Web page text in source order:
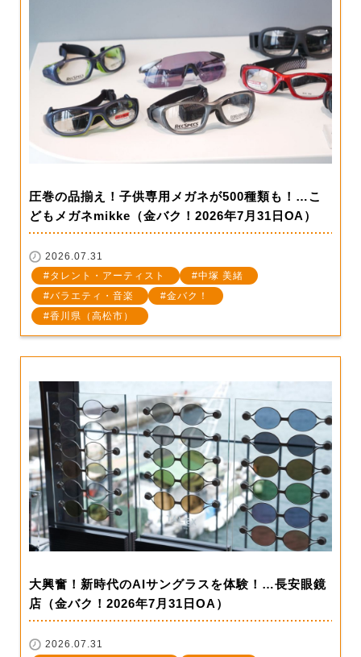
圧巻の品揃え！子供専用メガネが500種類も！…こ
どもメガネmikke（金バク！2026年7月31日OA）
2026.07.31
タレント・アーティスト
中塚 美緒
バラエティ・音楽
金バク！
香川県（高松市）
大興奮！新時代のAIサングラスを体験！…長安眼鏡
店（金バク！2026年7月31日OA）
2026.07.31